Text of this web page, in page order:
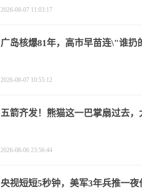
2026-08-07 11:03:17
广岛核爆81年，高市早苗连\"谁扔
2026-08-07 10:55:12
五箭齐发！熊猫这一巴掌扇过去，
2026-08-06 23:56:44
央视短短5秒钟，美军3年兵推一